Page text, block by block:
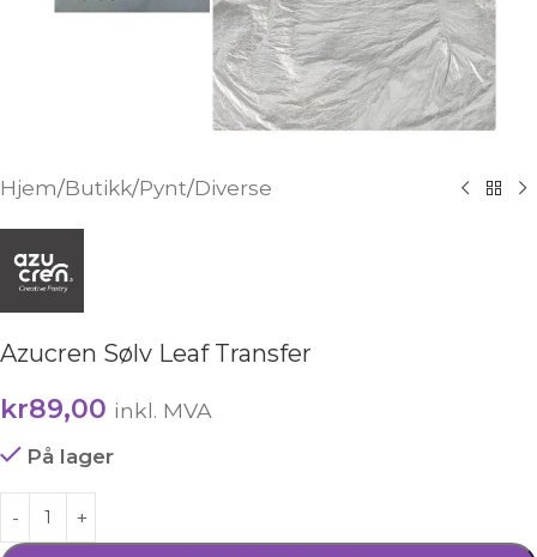
Hjem/Butikk/Pynt/Diverse
Azucren Sølv Leaf Transfer
kr89,00 inkl. MVA
På lager